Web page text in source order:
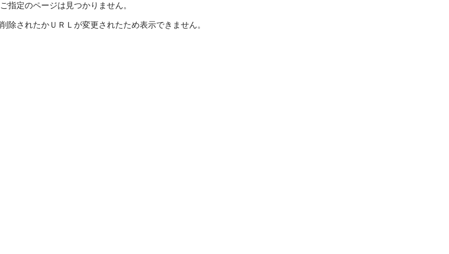
ご指定のページは見つかりません。
削除されたかＵＲＬが変更されたため表示できません。